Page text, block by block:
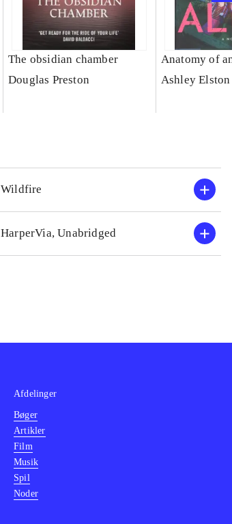
The obsidian chamber
Douglas Preston
Anatomy of
Ashley Elston
Wildfire
HarperVia, Unabridged
Afdelinger
Bøger
Artikler
Film
Musik
Spil
Noder